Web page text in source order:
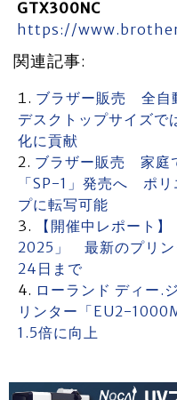
GTX300NC
https://
関連記事:
ブラザー販売 全自
デスクトップサイズ
化に貢献
ブラザー販売 家庭
「SP-1」発売へ ポリ
プに転写可能
【開催中レポート
2025」 最新のプリ
24日まで
ローランド ディー.
リンター「EU2-
1.5倍に向上